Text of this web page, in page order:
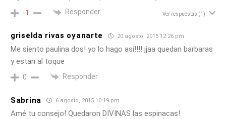
-1 Responder Ver respuestas (1)
griselda rivas oyanarte 20 agosto, 2015 12:26 pm
Me siento paulina dos! yo lo hago asi!!!! jjaa quedan barbaras
y estan al toque
0 Responder
Sabrina 6 agosto, 2015 10:19 pm
Amé tu consejo! Quedaron DIVINAS las espinacas!